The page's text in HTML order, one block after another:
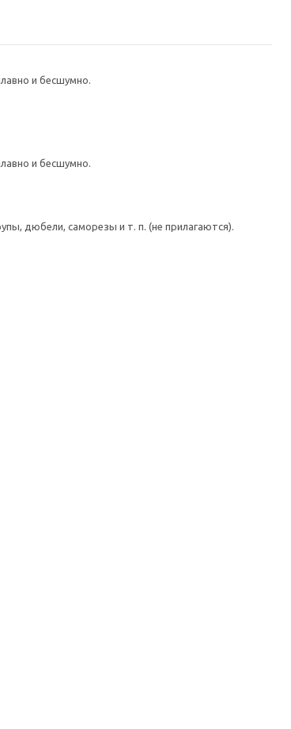
и бесшумно.
и бесшумно.
дюбели, саморезы и т. п. (не прилагаются).